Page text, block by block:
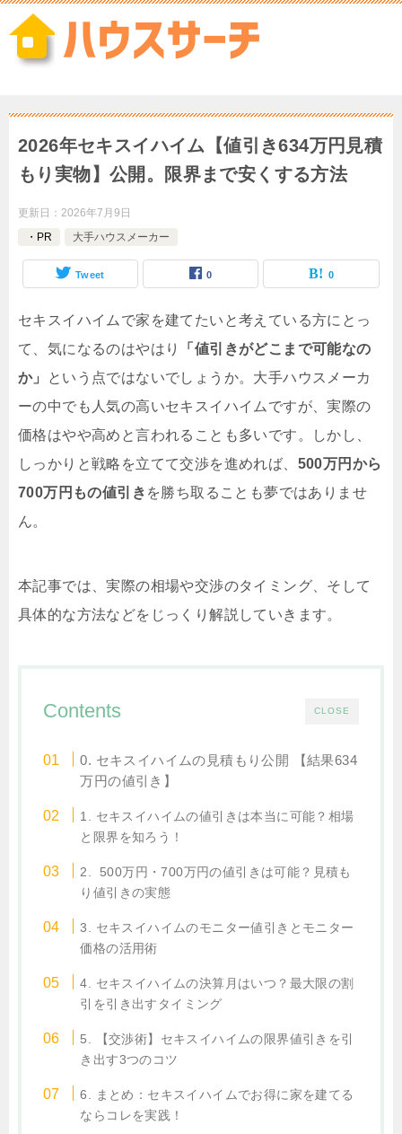
2026年セキスイハイム【値引き634万円見積
もり実物】公開。限界まで安くする方法
更新日： 2026年7月9日
・PR
大手ハウスメーカー
Tweet 0 0
セキスイハイムで家を建てたいと考えている方にとっ
て、気になるのはやはり
「値引きがどこまで可能なの
か」
という点ではないでしょうか。大手ハウスメーカ
ーの中でも人気の高いセキスイハイムですが、実際の
価格はやや高めと言われることも多いです。しかし、
しっかりと戦略を立てて交渉を進めれば、 500万円から
700万円もの値引き を勝ち取ることも夢ではありませ
ん。
本記事では、実際の相場や交渉のタイミング、そして
具体的な方法などをじっくり解説していきます。
CLOSE
Contents
0. セキスイハイムの見積もり公開 【結果634
万円の値引き】
1. セキスイハイムの値引きは本当に可能？相場
と限界を知ろう！
2. 500万円・700万円の値引きは可能？見積も
り値引きの実態
3. セキスイハイムのモニター値引きとモニター
価格の活用術
4. セキスイハイムの決算月はいつ？最大限の割
引を引き出すタイミング
5. 【交渉術】セキスイハイムの限界値引きを引
き出す3つのコツ
6. まとめ：セキスイハイムでお得に家を建てる
ならコレを実践！